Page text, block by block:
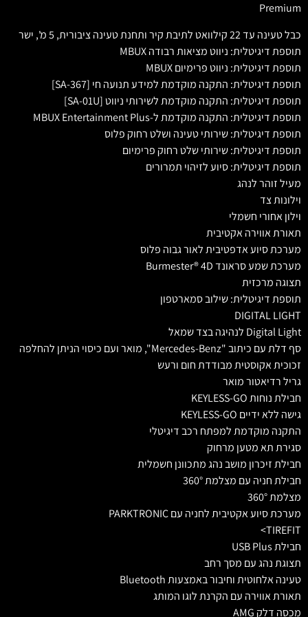
Premium
כבל טעינה עד 22 קילוואט לתיבת קיר ותחנת טעינה ציבורית, 5 מ', ישר
תוספת דיגיטלית: ניווט מציאות רבודה MBUX
תוספת דיגיטלית: ניווט פרימיום MBUX
תוספת דיגיטלית: התקנה מוקדמת למידע תנועה חי [SA-367]
תוספת דיגיטלית: התקנה מוקדמת לשירותי ניווט [SA-01U]
תוספת דיגיטלית: התקנה מוקדמת ל-MBUX Entertainment Plus
תוספת דיגיטלית: שירותי טעינה ושלט רחוק פלוס
תוספת דיגיטלית: שירותי שלט רחוק פרימיום
תוספת דיגיטלית: סיוע לזיהוי תמרורים
מעיל זוהר לנהג
וילונות צד
וילון אחורי חשמלי
תאורת אווירה אקטיבית
מערכת סיוע אדפטיבית לאור גבוה פלוס
מערכת שמע סראונד Burmester® 4D
תצוגה מרכזית
תוספת דיגיטלית: שילוב סמארטפון
DIGITAL LIGHT
Digital Light לנהיגה בצד שמאל
סף דלת עם כיתוב "Mercedes-Benz", מואר ועם כיסוי הניתן להחלפה
זכוכית אקוסטית מבודדת חום ורעש
גריל רדיאטור מואר
חבילת נוחות KEYLESS-GO
גישה ללא ידיים KEYLESS-GO
התקנה מוקדמת למפתח רכב דיגיטלי
סגירת תא מטען מרחוק
חבילת זיכרון מושב נהג מתכוונן חשמלית
חבילת חניה עם מצלמת 360°
מצלמת 360°
מערכת סיוע אקטיבית לחניה עם PARKTRONIC
TIREFIT>
חבילת USB Plus
תצוגת נהג עם מסך רחב
טעינה אלחוטית וחיבור באמצעות Bluetooth
תאורת אווירה עם הקרנת לוגו המותג
מכסה דלק AMG